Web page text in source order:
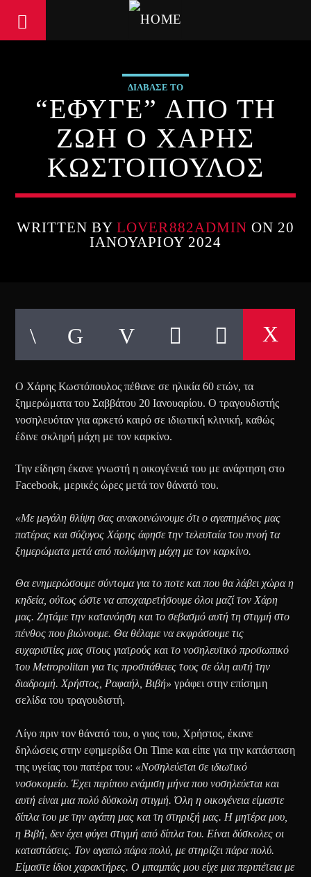
ΔΙΑΒΑΣΕ ΤΟ
“ΕΦΥΓΕ” ΑΠΟ ΤΗ
ΖΩΗ Ο ΧΑΡΗΣ
ΚΩΣΤΟΠΟΥΛΟΣ
WRITTEN BYLOVER882ADMIN ON 20
ΙΑΝΟΥΑΡΊΟΥ 2024
Ο Χάρης Κωστόπουλος πέθανε σε ηλικία 60 ετών, τα
ξημερώματα του Σαββάτου 20 Ιανουαρίου. Ο τραγουδιστής
νοσηλευόταν για αρκετό καιρό σε ιδιωτική κλινική, καθώς
έδινε σκληρή μάχη με τον καρκίνο.
Την είδηση έκανε γνωστή η οικογένειά του με ανάρτηση στο
Facebook, μερικές ώρες μετά τον θάνατό του.
«Με μεγάλη θλίψη σας ανακοινώνουμε ότι ο αγαπημένος μας
πατέρας και σύζυγος Χάρης άφησε την τελευταία του πνοή τα
ξημερώματα μετά από πολύμηνη μάχη με τον καρκίνο.
Θα ενημερώσουμε σύντομα για το ποτε και που θα λάβει χώρα η
κηδεία, ούτως ώστε να αποχαιρετήσουμε όλοι μαζί τον Χάρη
μας.Ζητάμε την κατανόηση και το σεβασμό αυτή τη στιγμή στο
πένθος που βιώνουμε.Θα θέλαμε να εκφράσουμε τις
ευχαριστίες μας στους γιατρούς και το νοσηλευτικό προσωπικό
του Metropolitan για τις προσπάθειες τους σε όλη αυτή την
διαδρομή. Χρήστος, Ραφαήλ, Βιβή» γράφει στην επίσημη
σελίδα του τραγουδιστή.
Λίγο πριν τον θάνατό του, ο γιος του, Χρήστος, έκανε
δηλώσεις στην εφημερίδα On Time και είπε για την κατάσταση
της υγείας του πατέρα του: «Νοσηλεύεται σε ιδιωτικό
νοσοκομείο. Έχει περίπου ενάμιση μήνα που νοσηλεύεται και
αυτή είναι μια πολύ δύσκολη στιγμή. Όλη η οικογένεια είμαστε
δίπλα του με την αγάπη μας και τη στηριξή μας. Η μητέρα μου,
η Βιβή, δεν έχει φύγει στιγμή από δίπλα του. Είναι δύσκολες οι
καταστάσεις. Τον αγαπώ πάρα πολύ, με στηρίζει πάρα πολύ.
Είμαστε ίδιοι χαρακτήρες. Ο μπαμπάς μου είχε μια περιπέτεια με